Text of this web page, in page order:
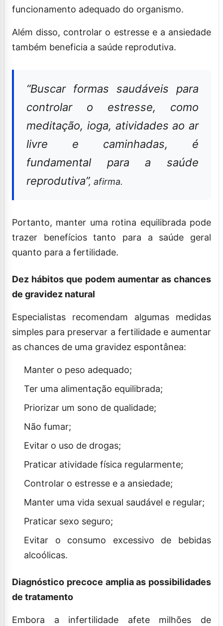
funcionamento adequado do organismo.
Além disso, controlar o estresse e a ansiedade
também beneficia a saúde reprodutiva.
“Buscar formas saudáveis para
controlar o estresse, como
meditação, ioga, atividades ao ar
livre e caminhadas, é
fundamental para a saúde
reprodutiva”, afirma.
Portanto, manter uma rotina equilibrada pode
trazer benefícios tanto para a saúde geral
quanto para a fertilidade.
Dez hábitos que podem aumentar as chances
de gravidez natural
Especialistas recomendam algumas medidas
simples para preservar a fertilidade e aumentar
as chances de uma gravidez espontânea:
Manter o peso adequado;
Ter uma alimentação equilibrada;
Priorizar um sono de qualidade;
Não fumar;
Evitar o uso de drogas;
Praticar atividade física regularmente;
Controlar o estresse e a ansiedade;
Manter uma vida sexual saudável e regular;
Praticar sexo seguro;
Evitar o consumo excessivo de bebidas
alcoólicas.
Diagnóstico precoce amplia as possibilidades
de tratamento
Embora a infertilidade afete milhões de